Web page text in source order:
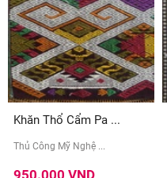
Khăn Thổ Cẩm Pa ...
Thủ Công Mỹ Nghệ ...